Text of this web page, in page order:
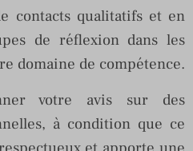
contacts qualitatifs et en
de réflexion dans les
domaine de compétence.
votre avis sur des
à condition que ce